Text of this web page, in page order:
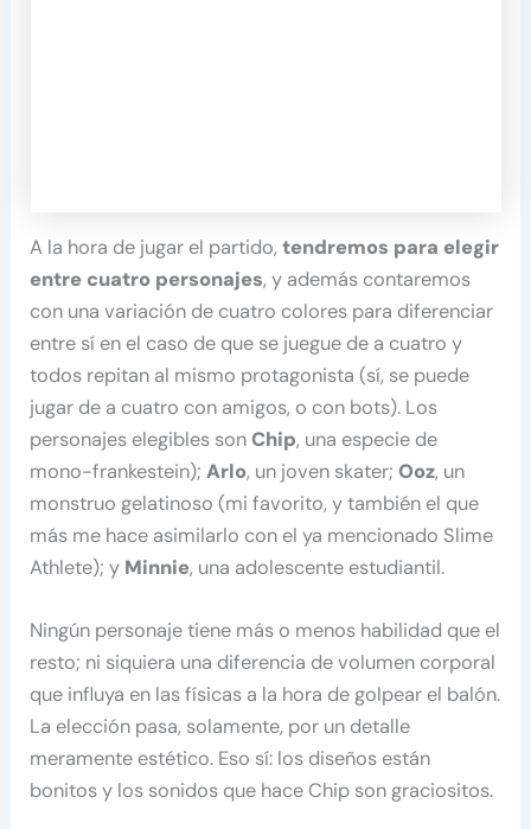
A la hora de jugar el partido,tendremos para elegir
entre cuatro personajes, y además contaremos
con una variación de cuatro colores para diferenciar
entre sí en el caso de que se juegue de a cuatro y
todos repitan al mismo protagonista (sí, se puede
jugar de a cuatro con amigos, o con bots). Los
personajes elegibles sonChip, una especie de
mono-frankestein);Arlo, un joven skater;Ooz, un
monstruo gelatinoso (mi favorito, y también el que
más me hace asimilarlo con el ya mencionado Slime
Athlete); y Minnie, una adolescente estudiantil.
Ningún personaje tiene más o menos habilidad que el
resto; ni siquiera una diferencia de volumen corporal
que influya en las físicas a la hora de golpear el balón.
La elección pasa, solamente, por un detalle
meramente estético. Eso sí: los diseños están
bonitos y los sonidos que hace Chip son graciositos.